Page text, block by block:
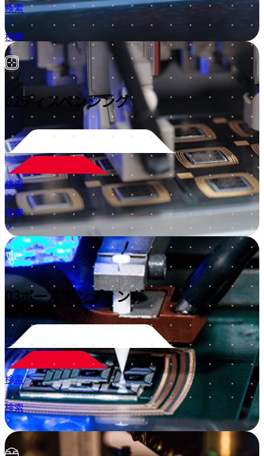
検索
検索
02ディスペンシング
検索
検索
03ボールボンディング
検索
検索